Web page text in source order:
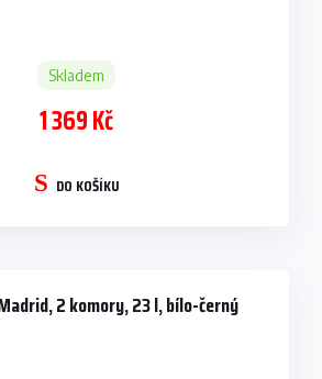
Skladem
1 369 Kč
DO KOŠÍKU
2 komory, 23 l, bílo-černý